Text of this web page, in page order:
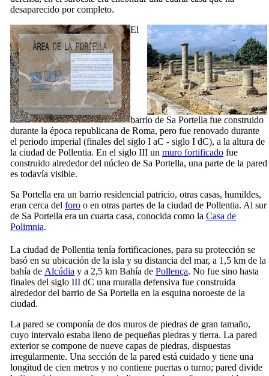
desaparecido por completo.
El
barrio de Sa Portella fue construido
durante la época republicana de Roma, pero fue renovado durante
el periodo imperial (finales del siglo I aC - siglo I dC), a la altura de
la ciudad de Pollentia. En el siglo III un muro fortificado fue
construido alrededor del núcleo de Sa Portella, una parte de la pared
es todavía visible.
Sa Portella era un barrio residencial patricio, otras casas, humildes,
eran cerca del foro o en otras partes de la ciudad de Pollentia. Al sur
de Sa Portella era un cuarta casa, conocida como la Casa de
Polimnia.
La ciudad de Pollentia tenía fortificaciones, para su protección se
basó en su ubicación de la isla y su distancia del mar, a 1,5 km de la
bahía de Alcúdia y a 2,5 km Bahía de Pollença. No fue sino hasta
finales del siglo III dC una muralla defensiva fue construida
alrededor del barrio de Sa Portella en la esquina noroeste de la
ciudad.
La pared se componía de dos muros de piedras de gran tamaño,
cuyo intervalo estaba lleno de pequeñas piedras y tierra. La pared
exterior se compone de nueve capas de piedras, dispuestas
irregularmente. Una sección de la pared está cuidado y tiene una
longitud de cien metros y no contiene puertas o turno; pared divide